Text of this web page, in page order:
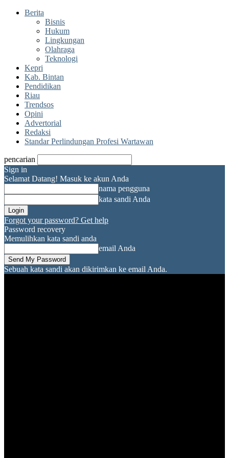
Berita
Bisnis
Hukum
Lingkungan
Olahraga
Teknologi
Kepri
Kab. Bintan
Pendidikan
Riau
Trendsos
Opini
Advertorial
Redaksi
Standar Perlindungan Profesi Wartawan
pencarian
Sign in
Selamat Datang! Masuk ke akun Anda
nama pengguna
kata sandi Anda
Forgot your password? Get help
Password recovery
Memulihkan kata sandi anda
email Anda
Sebuah kata sandi akan dikirimkan ke email Anda.